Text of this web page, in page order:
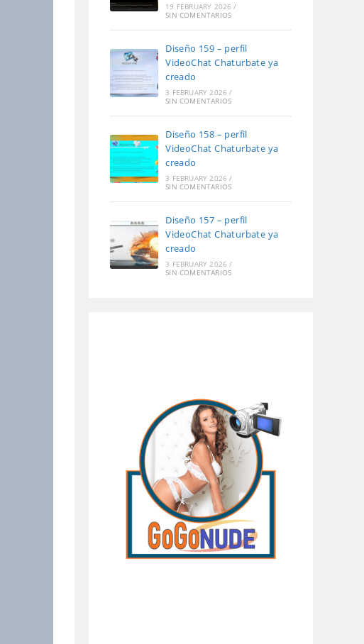
19 FEBRUARY 2026 /
SIN COMENTARIOS
Diseño 159 – perfil
VideoChat Chaturbate ya
creado
3 FEBRUARY 2026 /
SIN COMENTARIOS
Diseño 158 – perfil
VideoChat Chaturbate ya
creado
3 FEBRUARY 2026 /
SIN COMENTARIOS
Diseño 157 – perfil
VideoChat Chaturbate ya
creado
3 FEBRUARY 2026 /
SIN COMENTARIOS